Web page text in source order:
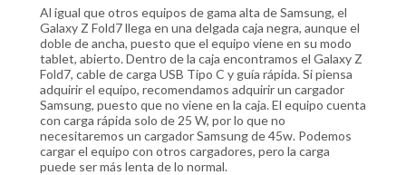
Al igual que otros equipos de gama alta de Samsung, el
Galaxy Z Fold7 llega en una delgada caja negra, aunque el
doble de ancha, puesto que el equipo viene en su modo
tablet, abierto. Dentro de la caja encontramos el Galaxy Z
Fold7, cable de carga USB Tipo C y guía rápida. Si piensa
adquirir el equipo, recomendamos adquirir un cargador
Samsung, puesto que no viene en la caja. El equipo cuenta
con carga rápida solo de 25 W, por lo que no
necesitaremos un cargador Samsung de 45w. Podemos
cargar el equipo con otros cargadores, pero la carga
puede ser más lenta de lo normal.